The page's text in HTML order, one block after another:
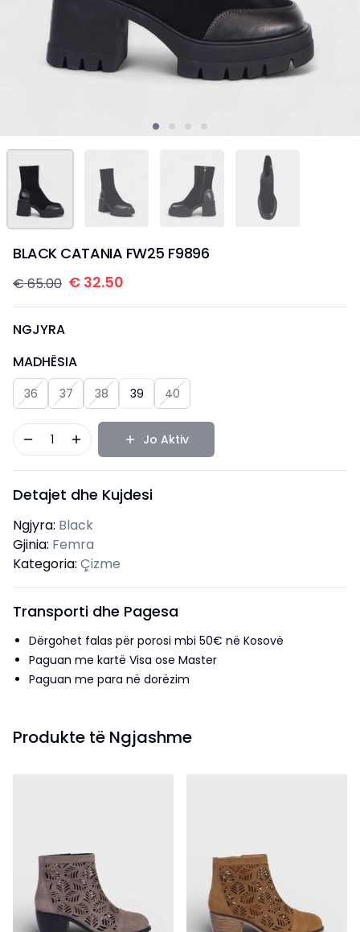
BLACK CATANIA FW25 F9896
€65.00 € 32.50
NGJYRA
MADHËSIA
36 37 38 39 40
1 Jo Aktiv
Detajet dhe Kujdesi
Ngjyra: Black
Gjinia: Femra
Kategoria: Çizme
Transporti dhe Pagesa
Dërgohet falas për porosi mbi 50€ në Kosovë
Paguan me kartë Visa ose Master
Paguan me para në dorëzim
Produkte të Ngjashme